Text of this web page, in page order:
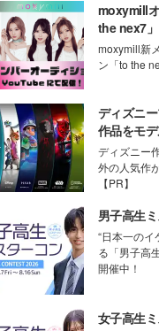
moxymill
the nex7
moxymill新
ン「to the
ディズニ
作品をモ
ディズニー
外の人気作
【PR】
男子高生
“日本一のイ
る「男子高
開催中！
女子高生